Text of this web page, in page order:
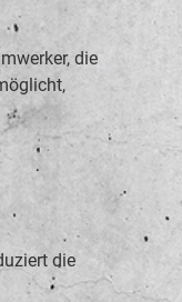
die
die